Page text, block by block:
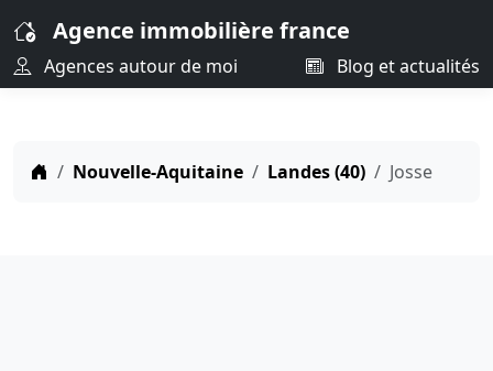
Agence immobilière france
Agences autour de moi Blog et actualités
Nouvelle-Aquitaine Landes (40) Josse